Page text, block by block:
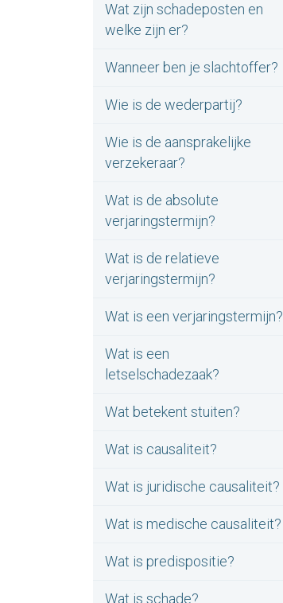
Wat zijn schadeposten en
welke zijn er?
Wanneer ben je slachtoffer?
Wie is de wederpartij?
Wie is de aansprakelijke
verzekeraar?
Wat is de absolute
verjaringstermijn?
Wat is de relatieve
verjaringstermijn?
Wat is een verjaringstermijn?
Wat is een
letselschadezaak?
Wat betekent stuiten?
Wat is causaliteit?
Wat is juridische causaliteit?
Wat is medische causaliteit?
Wat is predispositie?
Wat is schade?